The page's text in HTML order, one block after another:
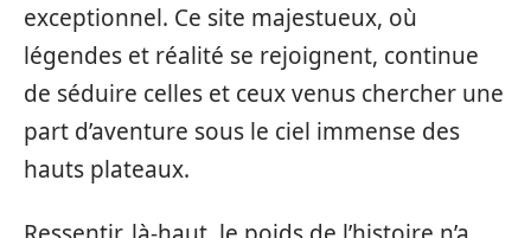
exceptionnel. Ce site majestueux, où
légendes et réalité se rejoignent, continue
de séduire celles et ceux venus chercher une
part d’aventure sous le ciel immense des
hauts plateaux.